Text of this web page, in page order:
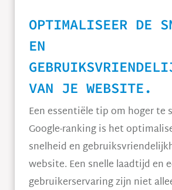
OPTIMALISEER DE
EN
VAN JE WEBSITE.
Een essentiële tip om hoger te
Google-ranking is het
snelheid en
website. Een snelle laadtijd en
gebruikerservaring zijn niet